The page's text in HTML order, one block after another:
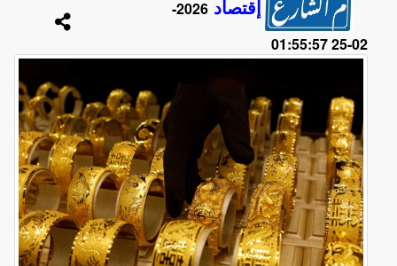
إقتصاد
2026-
02-25 01:55:57